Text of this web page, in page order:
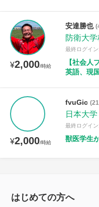
¥2,000/時給
安達勝也
防衛大学
最終ログイ
【社会人
英語、現
¥2,000/時給
fvuGic
日本大学
最終ログイ
獣医学生
はじめての方へ